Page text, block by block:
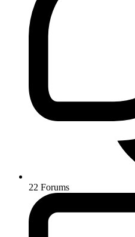
22 Forums